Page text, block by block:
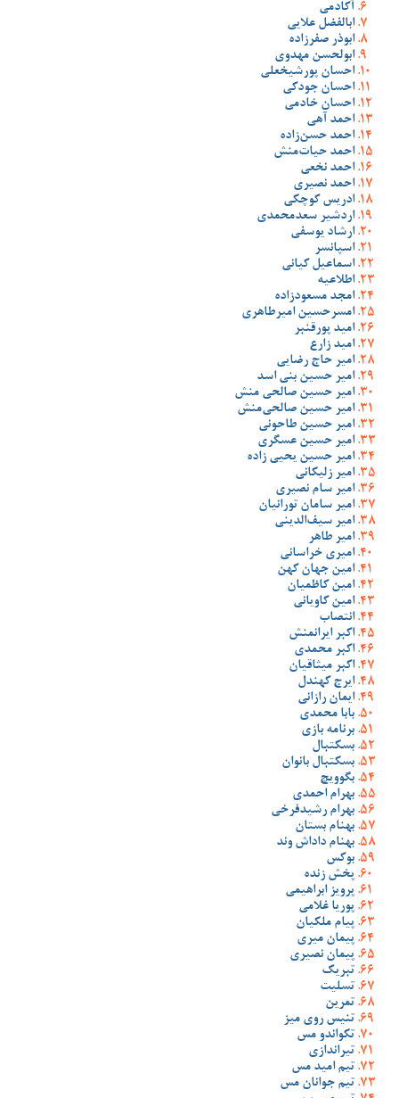
آکادمی
ابالفضل علایی
ابوذر صفرزاده
ابولحسن مهدوی
احسان پورشیخعلی
احسان جودکی
احسان خادمی
احمد آهی
احمد حسن‌زاده
احمد حیات‌منش
احمد نخعی
احمد نصیری
ادریس کوچکی
اردشیر سعدمحمدی
ارشاد یوسفی
اسپانسر
اسماعیل کیانی
اطلاعیه
امجد مسعودزاده
امسرحسین امیرطاهری
امید پورقنبر
امید زارع
امیر حاج رضایی
امیر حسین بنی اسد
امیر حسین صالحی منش
امیر حسین صالحی‌منش
امیر حسین طاحونی
امیر حسین عسگری
امیر حسین یحیی زاده
امیر زلیکانی
امیر سام نصیری
امیر سامان تورانیان
امیر سیف‌الدینی
امیر طاهر
امیری خراسانی
امین جهان کهن
امین کاظمیان
امین کاویانی
انتصاب
اکبر ایرانمنش
اکبر محمدی
اکبر میثاقیان
ایرج کهندل
ایمان رازانی
بابا محمدی
برنامه بازی
بسکتبال
بسکتبال بانوان
بگوویچ
بهرام احمدی
بهرام رشیدفرخی
بهنام بستان
بهنام داداش وند
بوکس
پخش زنده
پرویز ابراهیمی
پوریا غلامی
پیام ملکیان
پیمان میری
پیمان نصیری
تبریک
تسلیت
تمرین
تنیس روی میز
تکواندو مس
تیراندازی
تیم امید مس
تیم جوانان مس